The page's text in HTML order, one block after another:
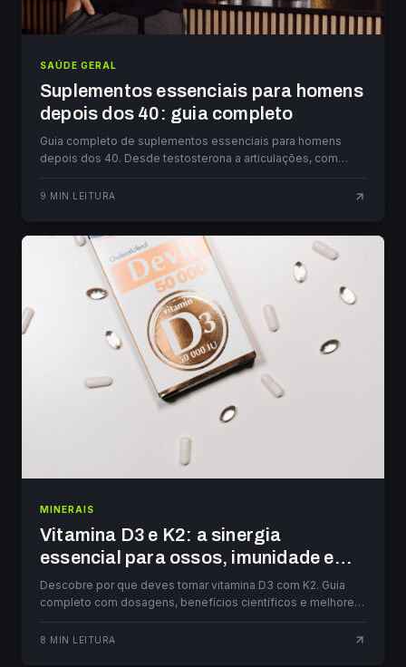
SAÚDE GERAL
Suplementos essenciais para homens
depois dos 40: guia completo
Guia completo de suplementos essenciais para homens
depois dos 40. Desde testosterona a articulações, com
9 MIN LEITURA
MINERAIS
Vitamina D3 e K2: a sinergia
essencial para ossos, imunidade e
coração
Descobre por que deves tomar vitamina D3 com K2. Guia
completo com dosagens, benefícios científicos e melhores
8 MIN LEITURA